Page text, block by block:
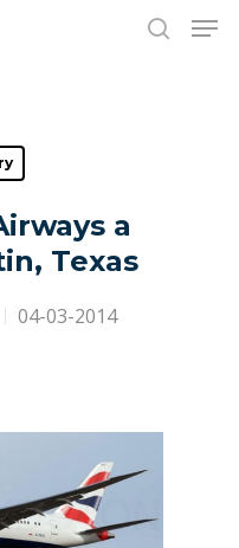
to close
a
Texas
04-03-2014